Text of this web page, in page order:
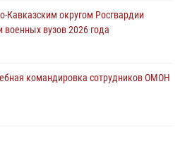
Кавказским округом Росгвардии
военных вузов 2026 года
командировка сотрудников ОМОН